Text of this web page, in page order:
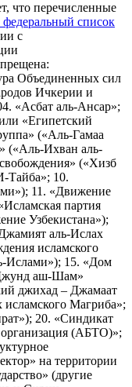
что перечисленные
список
с
Объединенных сил
Ичкерии и
«Асбат аль-Ансар»;
«Египетский
(«Аль-Гамаа
(«Аль-Ихван аль-
(«Хизб
Тайба»; 10.
11. «Движение
партия
Узбекистана»);
аль-Ислах
исламского
Ислами»); 15. «Дом
аш-Шам»
джихад – Джамаат
Магриба»;
20. «Синдикат
организация (АБТО)»;
на территории
(другие